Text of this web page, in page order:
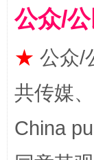
全民健身
公众/
★ 公众/
共传媒
China